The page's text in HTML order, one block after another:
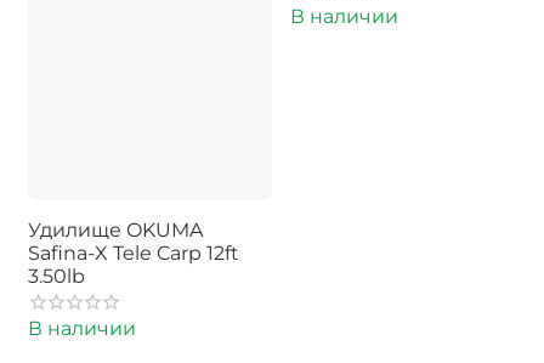
Удилище OKUMA
Safina-X Tele Carp 12ft
3.50lb
В наличии
В наличии